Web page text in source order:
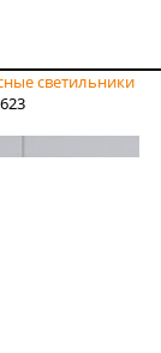
светильники